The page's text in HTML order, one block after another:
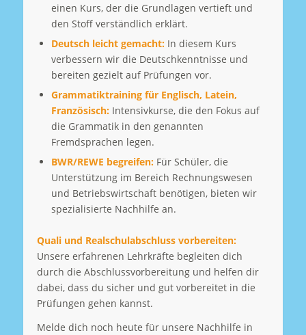
einen Kurs, der die Grundlagen vertieft und
den Stoff verständlich erklärt.
Deutsch leicht gemacht:In diesem Kurs
verbessern wir die Deutschkenntnisse und
bereiten gezielt auf Prüfungen vor.
Grammatiktraining für Englisch, Latein,
Französisch:Intensivkurse, die den Fokus auf
die Grammatik in den genannten
Fremdsprachen legen.
BWR/REWE begreifen:Für Schüler, die
Unterstützung im Bereich Rechnungswesen
und Betriebswirtschaft benötigen, bieten wir
spezialisierte Nachhilfe an.
Quali und Realschulabschluss vorbereiten:
Unsere erfahrenen Lehrkräfte begleiten dich
durch die Abschlussvorbereitung und helfen dir
dabei, dass du sicher und gut vorbereitet in die
Prüfungen gehen kannst.
Melde dich noch heute für unsere Nachhilfe in